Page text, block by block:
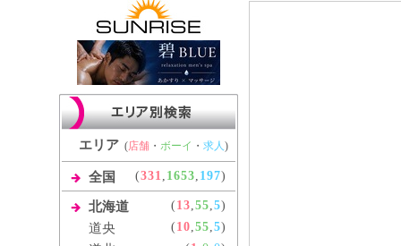
エリア (店舗 ・ ボーイ ・ 求人)
全国 (331, 1653, 197)
北海道 ( 13,55,5)
道央 ( 10,55,5)